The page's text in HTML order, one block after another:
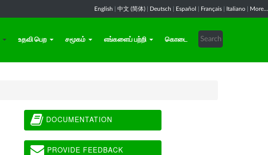
English 中文 (简体) Deutsch Español Français Italiano More...
உதவி பெற சமூகம் எங்களைப் பற்றி கொடை
DOCUMENTATION
PROVIDE FEEDBACK